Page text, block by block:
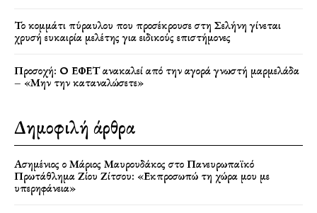
Το κομμάτι πύραυλου που προσέκρουσε στη Σελήνη γίνεται
χρυσή ευκαιρία μελέτης για ειδικούς επιστήμονες
Προσοχή: Ο ΕΦΕΤ ανακαλεί από την αγορά γνωστή μαρμελάδα
– «Μην την καταναλώσετε»
Δημοφιλή άρθρα
Ασημένιος ο Μάριος Μαυρουδάκος στο Πανευρωπαϊκό
Πρωτάθλημα Ζίου Ζίτσου: «Εκπροσωπώ τη χώρα μου με
υπερηφάνεια»